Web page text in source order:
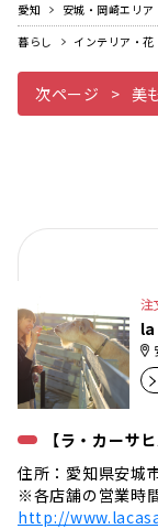
愛知 安城・岡崎エリア
暮らし
インテリア・花
次ページ 美
注
la
【ラ・カーサヒ
住所：愛知県安城
※各店舗の営業時
http://